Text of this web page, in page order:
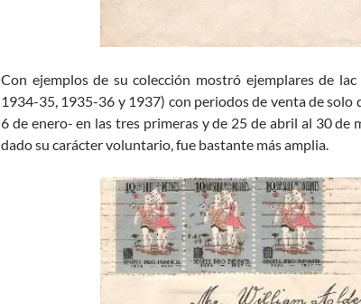
Con ejemplos de su colección mostró ejemplares de
1934-35, 1935-36 y 1937) con periodos de venta de solo
6 de enero- en las tres primeras y de 25 de abril al 30 de
dado su carácter voluntario, fue bastante más amplia.